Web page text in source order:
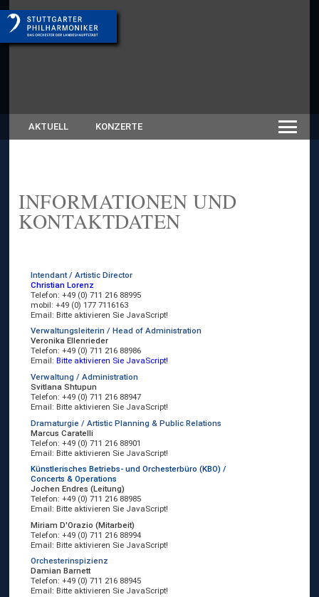
AKTUELL KONZERTE
INFORMATIONEN UND
KONTAKTDATEN
Intendant / Artistic Director
Christian Lorenz
Telefon: +49 (0) 711 216 88995
mobil: +49 (0) 177 7116163
Email: Bitte aktivieren Sie JavaScript!
Verwaltungsleiterin / Head of Administration
Veronika Ellenrieder
Telefon: +49 (0) 711 216 88986
Email: Bitte aktivieren Sie JavaScript!
Verwaltung / Administration
Svitlana Shtupun
Telefon: +49 (0) 711 216 88947
Email: Bitte aktivieren Sie JavaScript!
Dramaturgie / Artistic Planning & Public Relations
Marcus Caratelli
Telefon: +49 (0) 711 216 88901
Email: Bitte aktivieren Sie JavaScript!
Künstlerisches Betriebs- und Orchesterbüro (KBO) /
Concerts & Operations
Jochen Endres (Leitung)
Telefon: +49 (0) 711 216 88985
Email: Bitte aktivieren Sie JavaScript!
Miriam D'Orazio (Mitarbeit)
Telefon: +49 (0) 711 216 88994
Email: Bitte aktivieren Sie JavaScript!
Orchesterinspizienz
Damian Barnett
Telefon: +49 (0) 711 216 88945
Email: Bitte aktivieren Sie JavaScript!